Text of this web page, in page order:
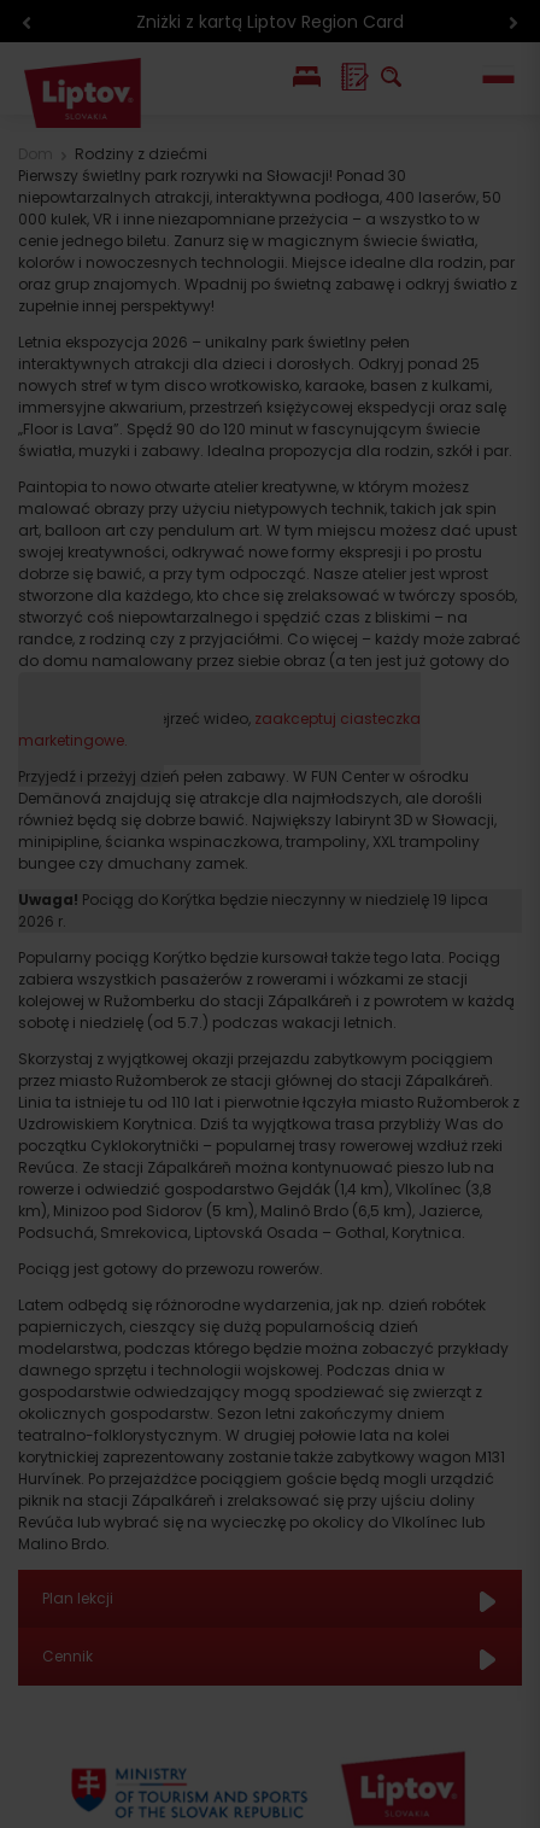
Zniżki z kartą Liptov Region Card
SK
Rodziny z dziećmi
Pierwszy świetlny park rozrywki na Słowacji! Ponad 30
niepowtarzalnych atrakcji, interaktywna podłoga, 400 laserów, 50
000 kulek, VR i inne niezapomniane przeżycia – a wszystko to w
cenie jednego biletu. Zanurz się w magicznym świecie światła,
kolorów i nowoczesnych technologii. Miejsce idealne dla rodzin, par
oraz grup znajomych. Wpadnij po świetną zabawę i odkryj światło z
zupełnie innej perspektywy!
Letnia ekspozycja 2026 – unikalny park świetlny pełen
interaktywnych atrakcji dla dzieci i dorosłych. Odkryj ponad 25
nowych stref w tym disco wrotkowisko, karaoke, basen z kulkami,
immersyjne akwarium, przestrzeń księżycowej ekspedycji oraz salę
„Floor is Lava”. Spędź 90 do 120 minut w fascynującym świecie
światła, muzyki i zabawy. Idealna propozycja dla rodzin, szkół i par.
Paintopia to nowo otwarte atelier kreatywne, w którym możesz
malować obrazy przy użyciu nietypowych technik, takich jak spin
art, balloon art czy pendulum art. W tym miejscu możesz dać upust
swojej kreatywności, odkrywać nowe formy ekspresji i po prostu
dobrze się bawić, a przy tym odpocząć. Nasze atelier jest wprost
stworzone dla każdego, kto chce się zrelaksować w twórczy sposób,
stworzyć coś niepowtarzalnego i spędzić czas z bliskimi – na
randce, z rodziną czy z przyjaciółmi. Co więcej – każdy może zabrać
do domu namalowany przez siebie obraz (a ten jest już gotowy do
Proszę, aby obejrzeć wideo, zaakceptuj ciasteczka
marketingowe.
Przyjedź i przeżyj dzień pełen zabawy. W FUN Center w ośrodku
Demänová znajdują się atrakcje dla najmłodszych, ale dorośli
również będą się dobrze bawić. Największy labirynt 3D w Słowacji,
minipipline, ścianka wspinaczkowa, trampoliny, XXL trampoliny
bungee czy dmuchany zamek.
Uwaga! Pociąg do Korýtka będzie nieczynny w niedzielę 19 lipca
2026 r.
Popularny pociąg Korýtko będzie kursował także tego lata. Pociąg
zabiera wszystkich pasażerów z rowerami i wózkami ze stacji
kolejowej w Ružomberku do stacji Zápalkáreň i z powrotem w każdą
sobotę i niedzielę (od 5.7.) podczas wakacji letnich.
Skorzystaj z wyjątkowej okazji przejazdu zabytkowym pociągiem
przez miasto Ružomberok ze stacji głównej do stacji Zápalkáreň.
Linia ta istnieje tu od 110 lat i pierwotnie łączyła miasto Ružomberok z
Uzdrowiskiem Korytnica. Dziś ta wyjątkowa trasa przybliży Was do
początku Cyklokorytnički – popularnej trasy rowerowej wzdłuż rzeki
Revúca. Ze stacji Zápalkáreň można kontynuować pieszo lub na
rowerze i odwiedzić gospodarstwo Gejdák (1,4 km), Vlkolínec (3,8
km), Minizoo pod Sidorov (5 km), Malinô Brdo (6,5 km), Jazierce,
Podsuchá, Smrekovica, Liptovská Osada – Gothal, Korytnica.
Pociąg jest gotowy do przewozu rowerów.
Latem odbędą się różnorodne wydarzenia, jak np. dzień robótek
papierniczych, cieszący się dużą popularnością dzień
modelarstwa, podczas którego będzie można zobaczyć przykłady
dawnego sprzętu i technologii wojskowej. Podczas dnia w
gospodarstwie odwiedzający mogą spodziewać się zwierząt z
okolicznych gospodarstw. Sezon letni zakończymy dniem
teatralno-folklorystycznym. W drugiej połowie lata na kolei
korytnickiej zaprezentowany zostanie także zabytkowy wagon M131
Hurvínek. Po przejażdżce pociągiem goście będą mogli urządzić
piknik na stacji Zápalkáreň i zrelaksować się przy ujściu doliny
Revúča lub wybrać się na wycieczkę po okolicy do Vlkolínec lub
Malino Brdo.
Plan lekcji
stacji Zápalkáreň
Cennik
Liptov Region Card